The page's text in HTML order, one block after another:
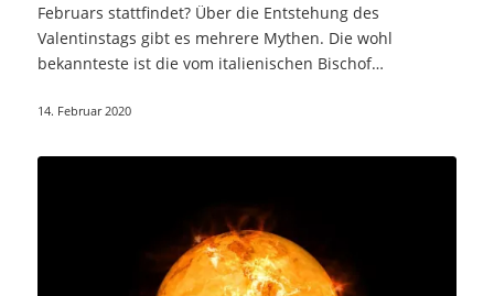
Februars stattfindet? Über die Entstehung des
Valentinstags gibt es mehrere Mythen. Die wohl
bekannteste ist die vom italienischen Bischof…
14. Februar 2020